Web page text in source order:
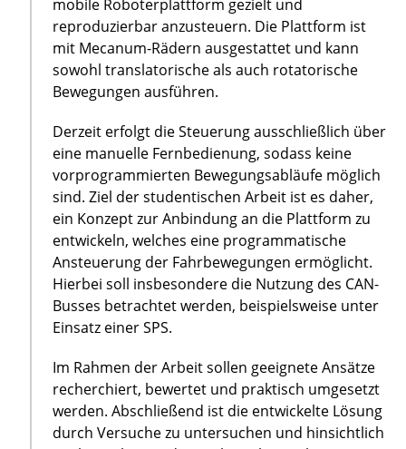
mobile Roboterplattform gezielt und
reproduzierbar anzusteuern. Die Plattform ist
mit Mecanum-Rädern ausgestattet und kann
sowohl translatorische als auch rotatorische
Bewegungen ausführen.
Derzeit erfolgt die Steuerung ausschließlich über
eine manuelle Fernbedienung, sodass keine
vorprogrammierten Bewegungsabläufe möglich
sind. Ziel der studentischen Arbeit ist es daher,
ein Konzept zur Anbindung an die Plattform zu
entwickeln, welches eine programmatische
Ansteuerung der Fahrbewegungen ermöglicht.
Hierbei soll insbesondere die Nutzung des CAN-
Busses betrachtet werden, beispielsweise unter
Einsatz einer SPS.
Im Rahmen der Arbeit sollen geeignete Ansätze
recherchiert, bewertet und praktisch umgesetzt
werden. Abschließend ist die entwickelte Lösung
durch Versuche zu untersuchen und hinsichtlich